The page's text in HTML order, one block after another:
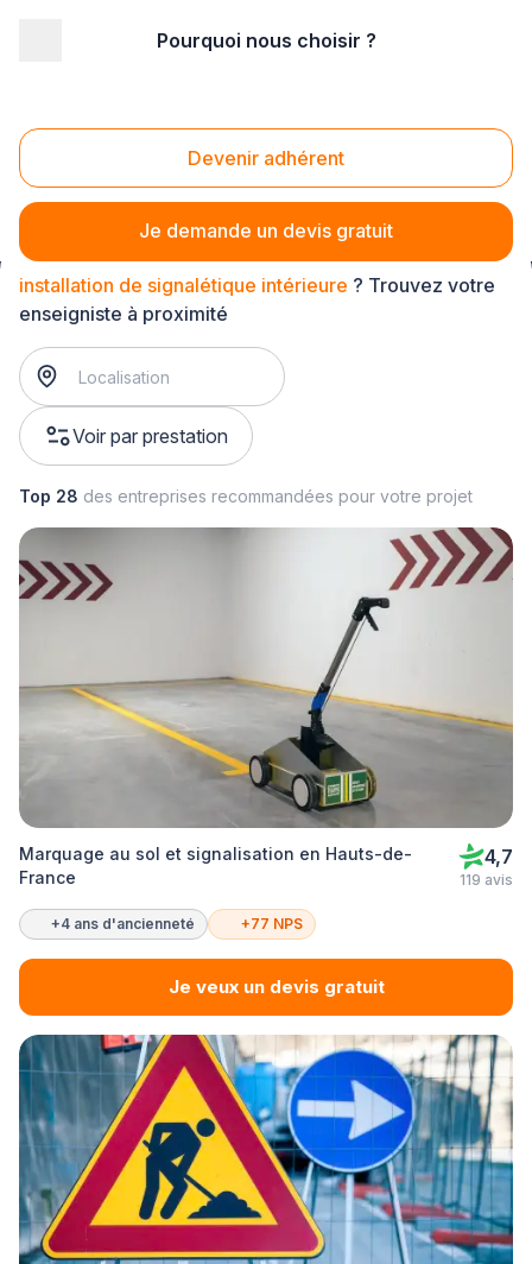
Pourquoi nous choisir ?
Devenir adhérent
Je demande un devis gratuit
Installation de signalétique intérieure
installation de signalétique intérieure ? Trouvez votre
enseigniste à proximité
Voir par prestation
Top 28 des entreprises recommandées pour votre projet
Marquage au sol et signalisation en Hauts-de-
France
4,7
119 avis
+4 ans d'ancienneté +77 NPS
Je veux un devis gratuit